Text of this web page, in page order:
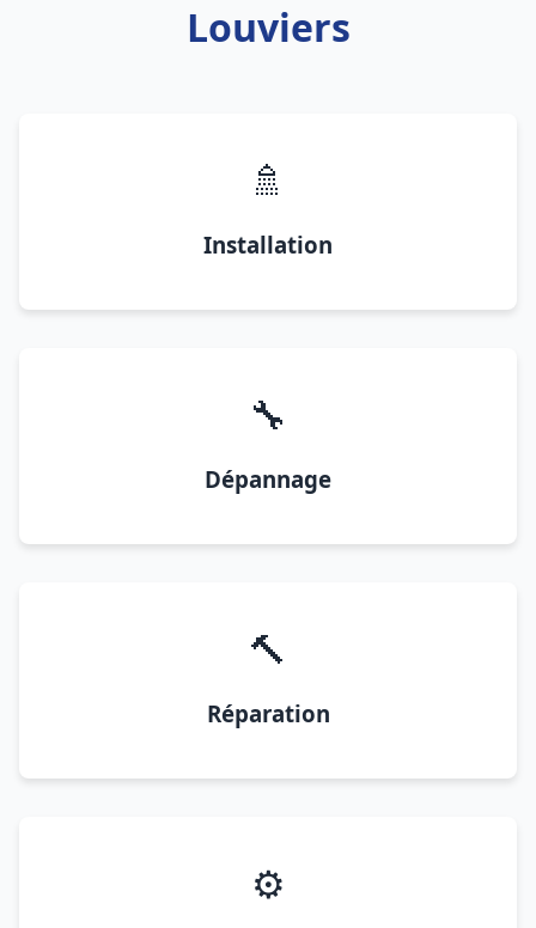
Louviers
🚿
Installation
🔧
Dépannage
🔨
Réparation
⚙️